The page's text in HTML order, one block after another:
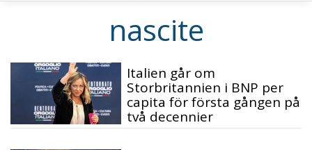
nascite
Italien går om
Storbritannien i BNP per
capita för första gången på
två decennier